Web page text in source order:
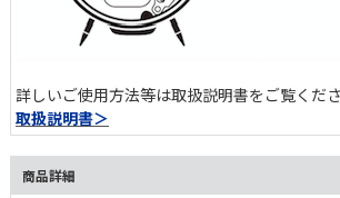
詳しいご使用方法等は取扱説明書をご覧くださ
取扱説明書＞
商品詳細